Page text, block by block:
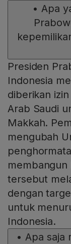
• Apa
Presiden
Indonesia
diberikan
Arab Saudi
Makkah.
mengubah
membangun
tersebut
dengan
untuk
Indonesia.
• Apa saja